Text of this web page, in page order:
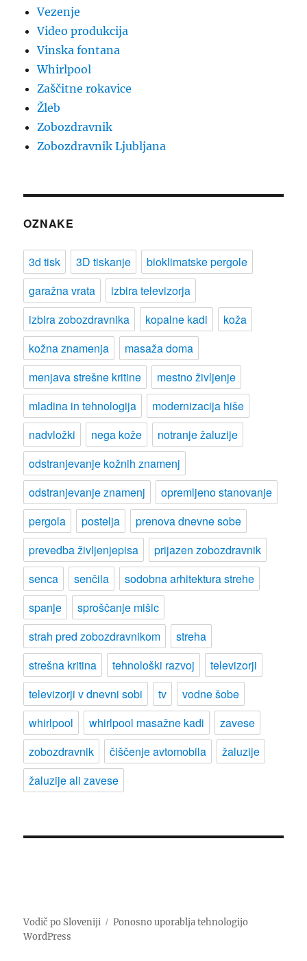
Vezenje
Video produkcija
Vinska fontana
Whirlpool
Zaščitne rokavice
Žleb
Zobozdravnik
Zobozdravnik Ljubljana
OZNAKE
3d tisk 3D tiskanje
bioklimatske pergole
garažna vrata
izbira televizorja
izbira zobozdravnika
kopalne kadi
koža
kožna znamenja
masaža doma
menjava strešne kritine
mestno življenje
mladina in tehnologija
modernizacija hiše
nadvložki
nega kože
notranje žaluzije
odstranjevanje kožnih znamenj
odstranjevanje znamenj
opremljeno stanovanje
pergola
postelja
prenova dnevne sobe
prevedba življenjepisa
prijazen zobozdravnik
senca
senčila
sodobna arhitektura strehe
spanje
sproščanje mišic
strah pred zobozdravnikom
streha
strešna kritina
tehnološki razvoj
televizorji
televizorji v dnevni sobi
tv
vodne šobe
whirlpool
whirlpool masažne kadi
zavese
zobozdravnik
čiščenje avtomobila
žaluzije
žaluzije ali zavese
Vodič po Sloveniji
Ponosno uporablja tehnologijo
WordPress